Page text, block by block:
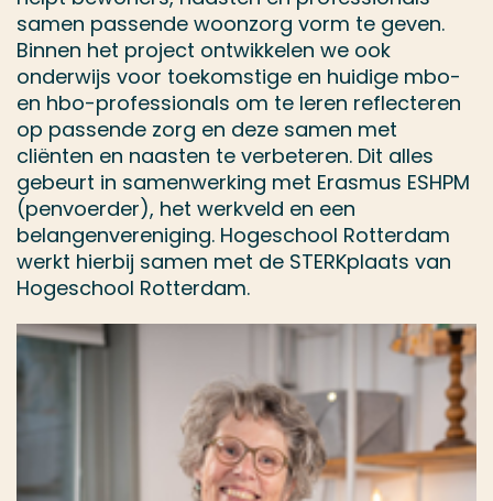
samen passende woonzorg vorm te geven.
Binnen het project ontwikkelen we ook
onderwijs voor toekomstige en huidige mbo-
en hbo-professionals om te leren reflecteren
op passende zorg en deze samen met
cliënten en naasten te verbeteren. Dit alles
gebeurt in samenwerking met Erasmus ESHPM
(penvoerder), het werkveld en een
belangenvereniging. Hogeschool Rotterdam
werkt hierbij samen met de STERKplaats van
Hogeschool Rotterdam.